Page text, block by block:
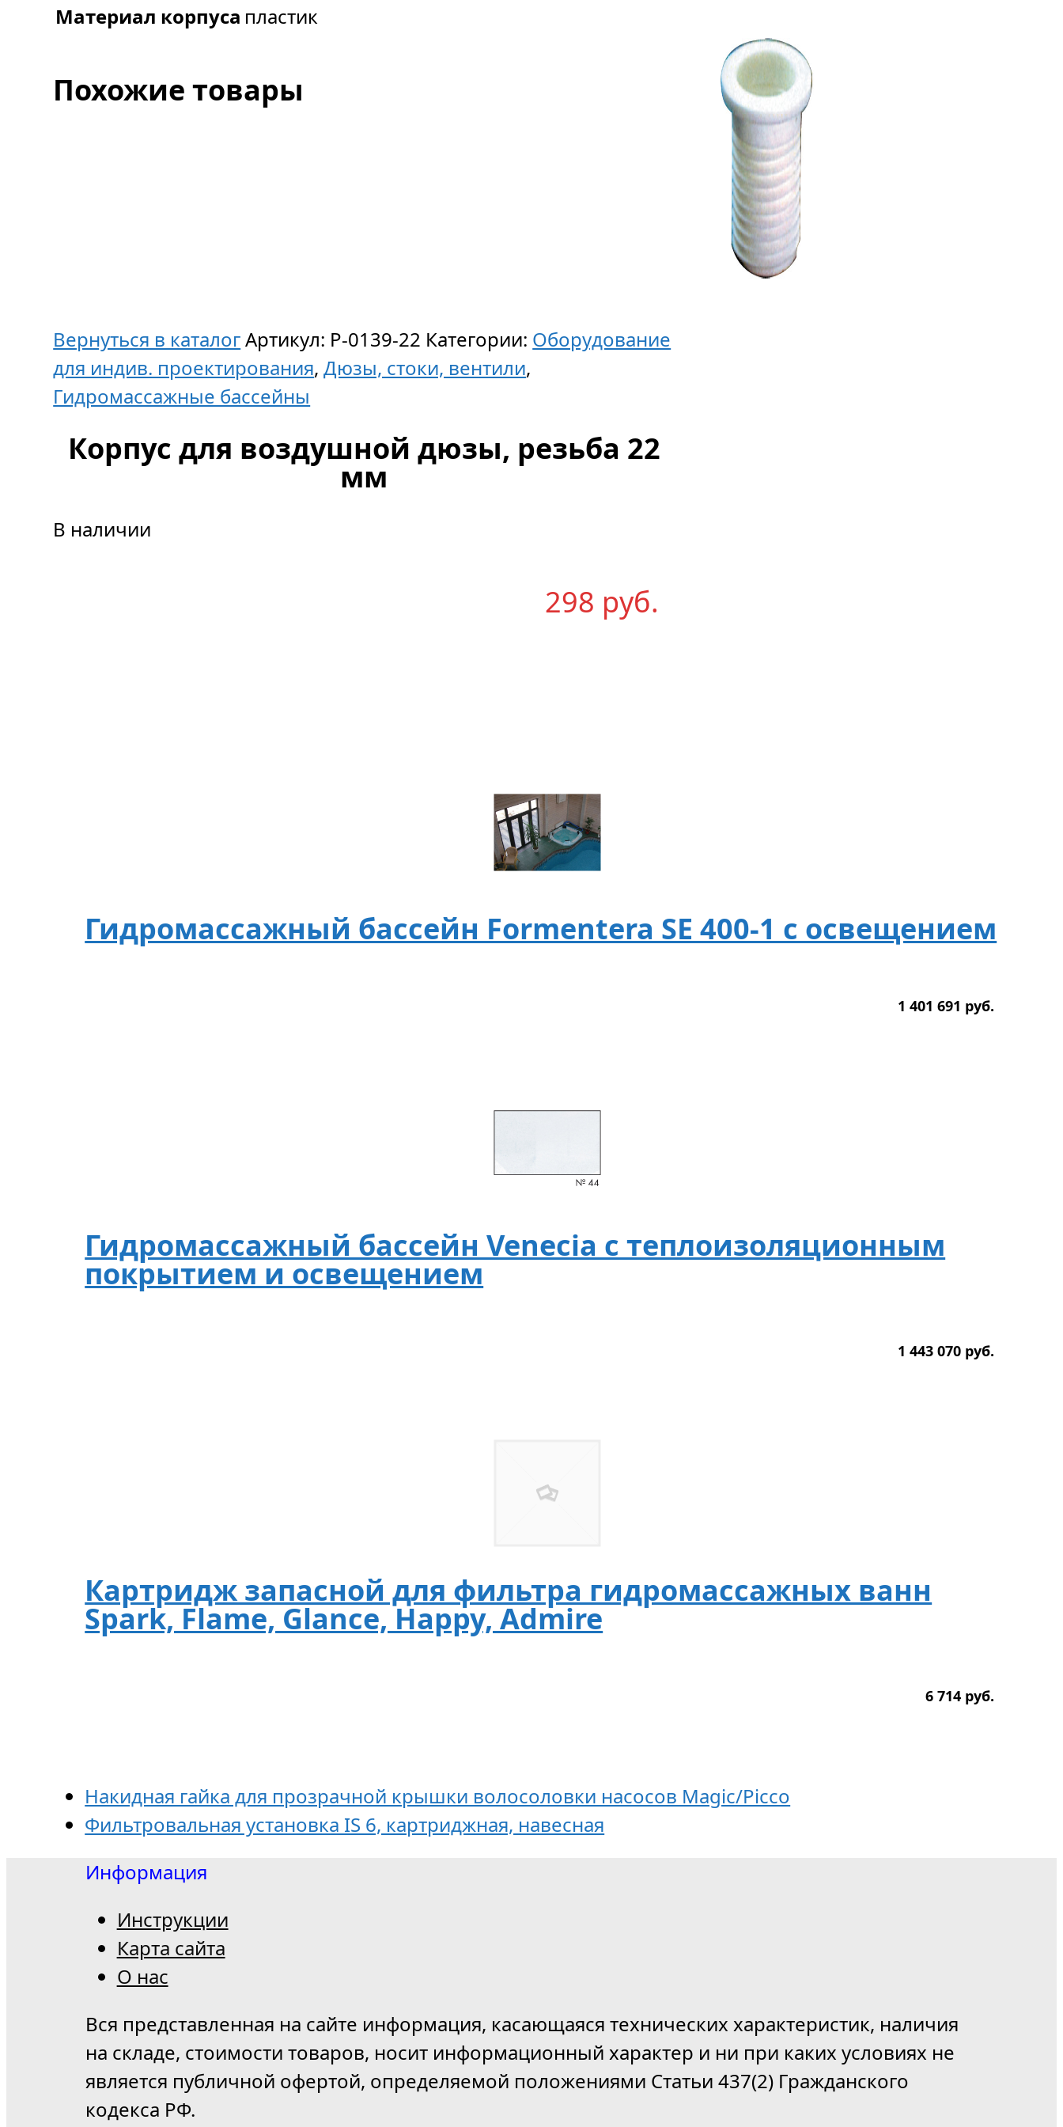
Вернуться в каталогАртикул: P-0139-22 Категории: Оборудование
для индив. проектирования,Дюзы, стоки, вентили,
Гидромассажные бассейны
Корпус для воздушной дюзы, резьба 22
мм
В наличии
298 руб.
Материал корпуса пластик
Похожие товары
Гидромассажный бассейн Formentera SE 400-1 с освещением
1 401 691 руб.
Гидромассажный бассейн Venecia с теплоизоляционным
покрытием и освещением
1 443 070 руб.
Картридж запасной для фильтра гидромассажных ванн
Spark, Flame, Glance, Happy, Admire
6 714 руб.
Накидная гайка для прозрачной крышки волосоловки насосов Magic/Picco
Фильтровальная установка IS 6, картриджная, навесная
Информация
Инструкции
Карта сайта
О нас
Вся представленная на сайте информация, касающаяся технических характеристик, наличия
на складе, стоимости товаров, носит информационный характер и ни при каких условиях не
является публичной офертой, определяемой положениями Статьи 437(2) Гражданского
кодекса РФ.